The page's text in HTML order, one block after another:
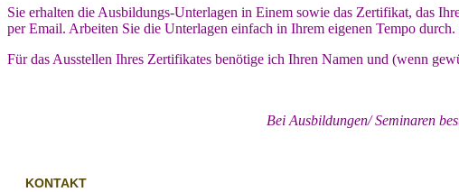
Sie erhalten die Ausbildungs-Unterlagen in Einem sowie das Zertifikat, das
per Email. Arbeiten Sie die Unterlagen einfach in Ihrem eigenen Tempo
Für das Ausstellen Ihres Zertifikates benötige ich Ihren Namen und (wenn
Bei Ausbildungen/ Seminaren
KONTAKT